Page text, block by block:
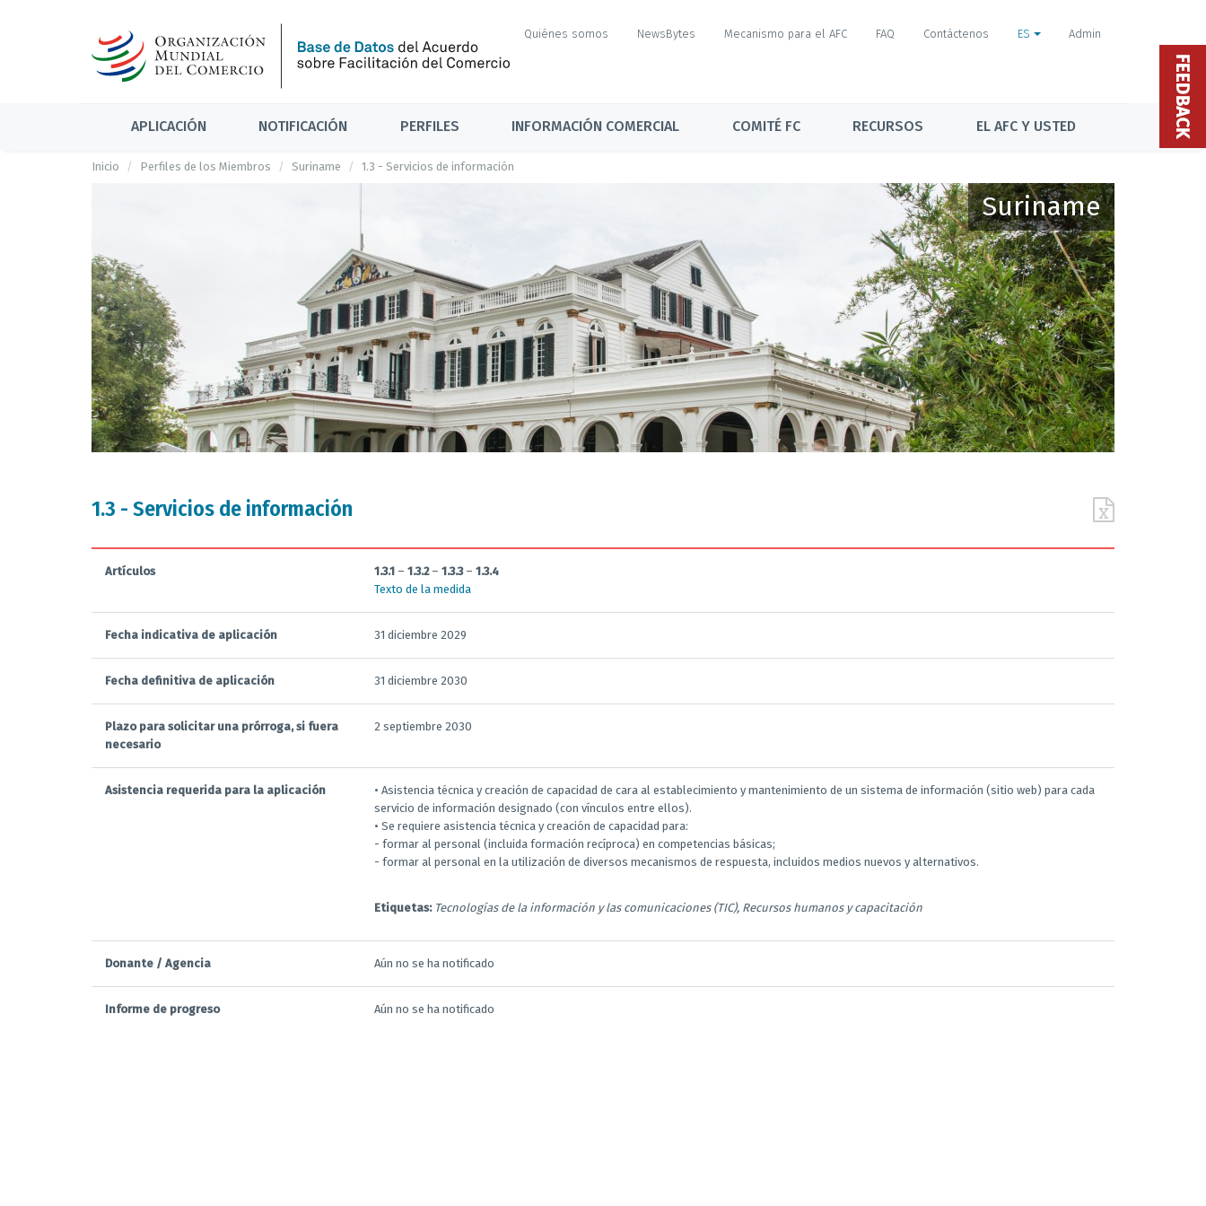
Quiénes somos NewsBytes Mecanismo para el AFC FAQ Contáctenos ES Admin
APLICACIÓN NOTIFICACIÓN PERFILES INFORMACIÓN COMERCIAL COMITÉ FC RECURSOS EL AFC Y USTED
Inicio Perfiles de los Miembros Suriname 1.3 - Servicios de información
Suriname
1.3 - Servicios de información
Artículos 1.3.1 – 1.3.2– 1.3.3– 1.3.4
Texto de la medida
Fecha indicativa de aplicación 31 diciembre 2029
Fecha definitiva de aplicación 31 diciembre 2030
Plazo para solicitar una prórroga, si fuera
necesario
2 septiembre 2030
Asistencia requerida para la aplicación
• Asistencia técnica y creación de capacidad de cara al establecimiento y mantenimiento de un sistema de información (sitio web) para cada
servicio de información designado (con vínculos entre ellos).
• Se requiere asistencia técnica y creación de capacidad para:
- formar al personal (incluida formación recíproca) en competencias básicas;
- formar al personal en la utilización de diversos mecanismos de respuesta, incluidos medios nuevos y alternativos.
Etiquetas: Tecnologías de la información y las comunicaciones (TIC), Recursos humanos y capacitación
Donante / Agencia Aún no se ha notificado
Informe de progreso Aún no se ha notificado
FEEDBACK